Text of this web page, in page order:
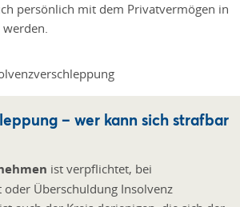
persönlich mit dem Privatvermögen in
– wer kann sich strafbar
ist verpflichtet, bei
Überschuldung Insolvenz